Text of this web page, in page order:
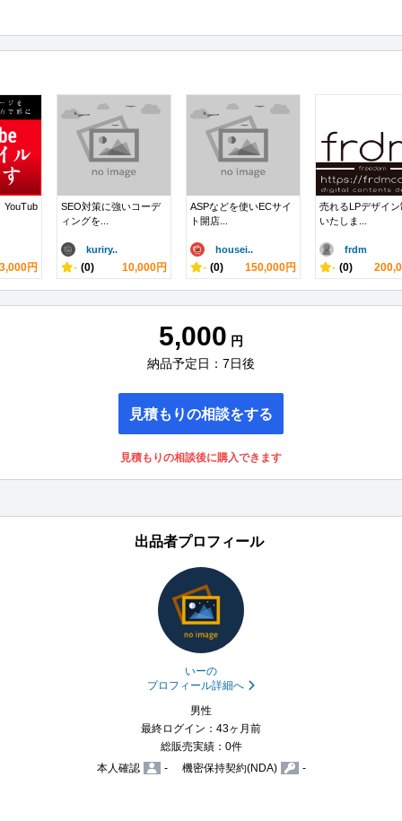
YouTub
3,000円
SEO対策に強いコーデ
ィングを...
kuriry..
- (0) 10,000円
ASPなどを使いECサイ
ト開店...
housei..
- (0) 150,000円
売れるLPデザイ
いたしま...
frdm
- (0)
5,000 円
納品予定日：7日後
見積もりの相談をする
見積もりの相談後に購入できます
出品者プロフィール
いーの
プロフィール詳細へ
男性
最終ログイン：43ヶ月前
総販売実績：0件
本人確認
- 機密保持契約(NDA) -